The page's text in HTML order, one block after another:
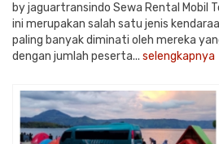
by jaguartransindo Sewa Rental Mobil
ini merupakan salah satu jenis
paling banyak diminati oleh mereka
dengan jumlah peserta... selengkapnya